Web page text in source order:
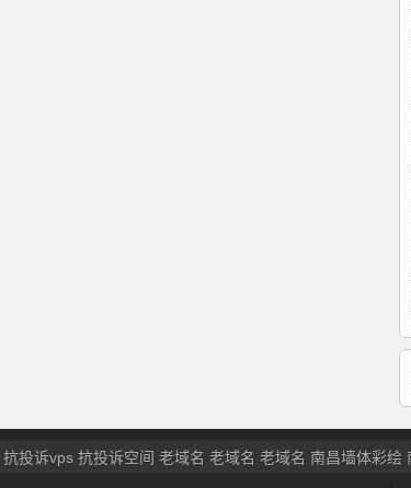
抗投诉vps 抗投诉空间 老域名 老域名 老域名 南昌墙体彩绘